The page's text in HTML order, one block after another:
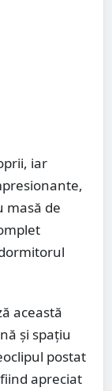
iar
masă de
această
și spațiu
postat
apreciat